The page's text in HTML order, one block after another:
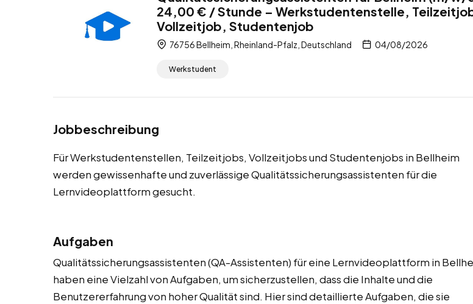
24,00 € / Stunde – Werkstudentenstelle,
Vollzeitjob, Studentenjob
76756 Bellheim, Rheinland-Pfalz, Deutschland 04/08/2026
Werkstudent
Jobbeschreibung
Für Werkstudentenstellen, Teilzeitjobs, Vollzeitjobs und Studentenjobs in Bellheim
werden gewissenhafte und zuverlässige Qualitätssicherungsassistenten für die
Lernvideoplattform gesucht.
Aufgaben
Qualitätssicherungsassistenten (QA-Assistenten) für eine Lernvideoplattform in
haben eine Vielzahl von Aufgaben, um sicherzustellen, dass die Inhalte und die
Benutzererfahrung von hoher Qualität sind. Hier sind detaillierte Aufgaben, die sie